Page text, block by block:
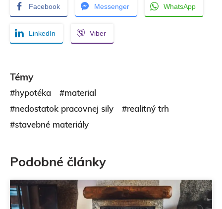
Facebook Messenger WhatsApp
LinkedIn Viber
Témy
#hypotéka
#material
#nedostatok pracovnej sily
#realitný trh
#stavebné materiály
Podobné články